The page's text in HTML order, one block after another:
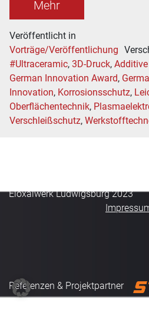
Mehr
Veröffentlicht in
Vorträge/Veröffentlichung
#Ultraceramic, 3D-Druck,
German Innovation Award,
Innovation, Korrosionsschutz,
Oberflächentechnik,
Verschleißschutz,
Eloxalwerk Ludwigsburg 2023
Referenzen & Projektpartner